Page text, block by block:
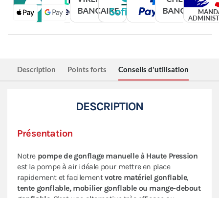
Description Points forts Conseils d'utilisation
DESCRIPTION
Présentation
Notre pompe de gonflage manuelle à Haute Pression
est la pompe à air idéale pour mettre en place
rapidement et facilementvotre matériel gonflable,
tente gonflable, mobilier gonflable ou mange-debout